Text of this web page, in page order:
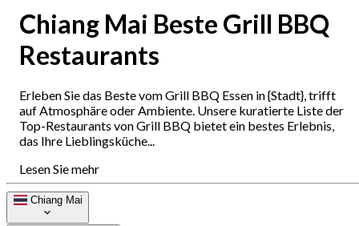
Chiang Mai Beste Grill BBQ
Restaurants
Erleben Sie das Beste vom Grill BBQ Essen in {Stadt}, trifft
auf Atmosphäre oder Ambiente. Unsere kuratierte Liste der
Top-Restaurants von Grill BBQ bietet ein bestes Erlebnis,
das Ihre Lieblingsküche...
Lesen Sie mehr
Chiang Mai